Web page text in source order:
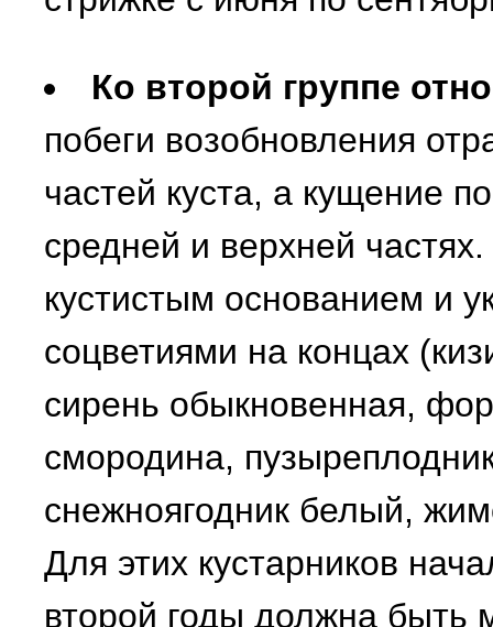
Ко второй группе
побеги возобновления
частей куста, а кущение
средней и верхней
кустистым основанием и
соцветиями на концах
сирень обыкновенная,
смородина,
снежноягодник белый,
Для этих кустарников
второй годы должна быть